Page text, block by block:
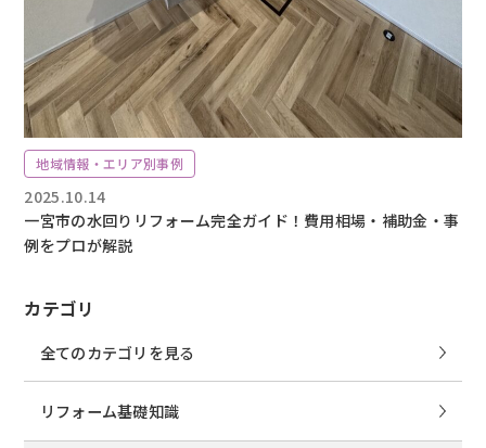
カテゴリ
全てのカテゴリを見る
リフォーム基礎知識
地域情報・エリア別事例
2025.10.14
一宮市の水回りリフォーム完全ガイド！費用相場・補助金・事
例をプロが解説